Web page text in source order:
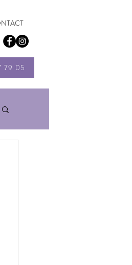
79 05